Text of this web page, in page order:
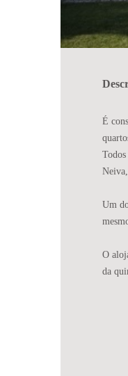
É
Um
O
da